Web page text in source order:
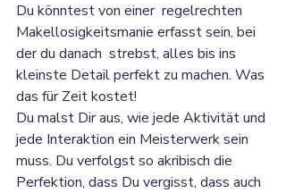
Du könntest von einer  regelrechten
Makellosigkeitsmanie erfasst sein, bei
der du danach  strebst, alles bis ins
kleinste Detail perfekt zu machen. Was
das für Zeit kostet!
Du malst Dir aus, wie jede Aktivität und
jede Interaktion ein Meisterwerk sein
muss. Du verfolgst so akribisch die
Perfektion, dass Du vergisst, dass auch